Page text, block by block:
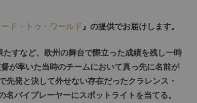
ド・トゥ・ワールド 』の提供でお届けします。
すなど、欧州の舞台で際立った成績を残し一時
が率いた当時のチームにおいて真っ先に名前が
発と決して外せない存在だったクラレンス・
バイプレーヤーにスポットライトを当てる。